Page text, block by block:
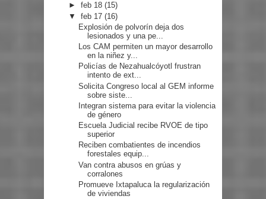
►feb 18(15)
▼feb 17(16)
Explosión de polvorín deja dos
lesionados y una pe...
Los CAM permiten un mayor desarrollo
en la niñez y...
Policías de Nezahualcóyotl frustran
intento de ext...
Solicita Congreso local al GEM informe
sobre siste...
Integran sistema para evitar la violencia
de género
Escuela Judicial recibe RVOE de tipo
superior
Reciben combatientes de incendios
forestales equip...
Van contra abusos en grúas y
corralones
Promueve Ixtapaluca la regularización
de viviendas